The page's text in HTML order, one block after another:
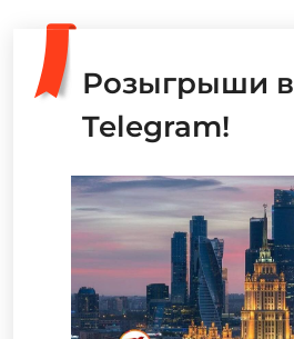
Розыгрыши в
Telegram!